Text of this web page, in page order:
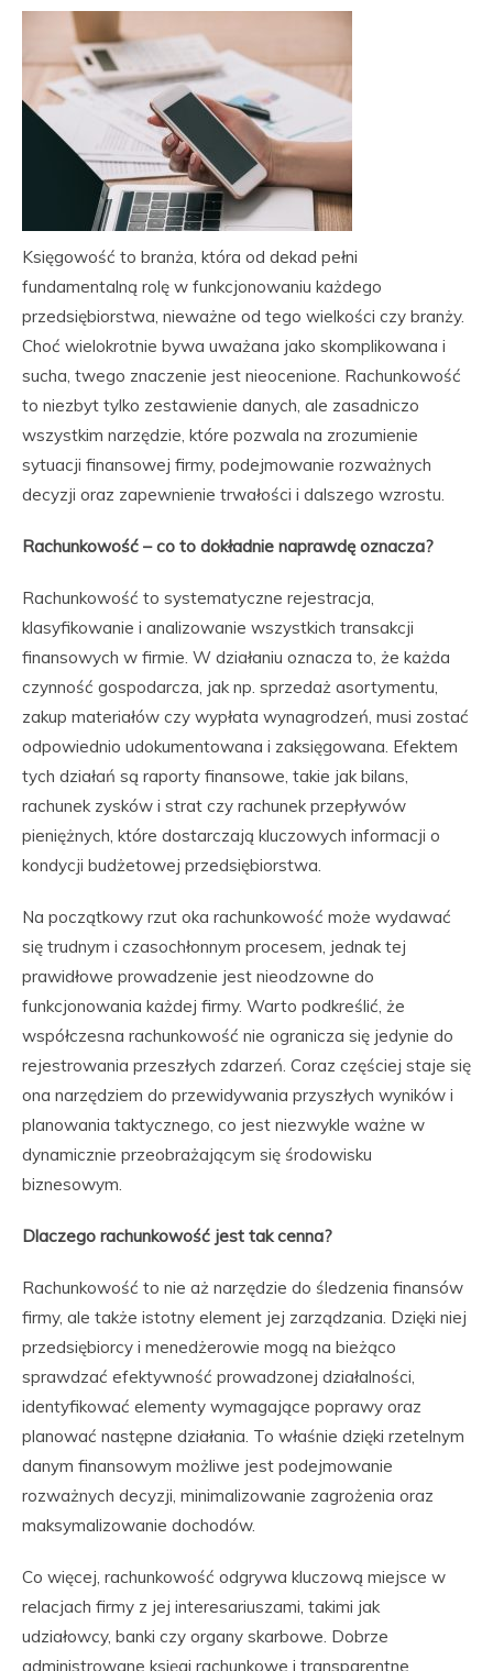
Księgowość to branża, która od dekad pełni
fundamentalną rolę w funkcjonowaniu każdego
przedsiębiorstwa, nieważne od tego wielkości czy branży.
Choć wielokrotnie bywa uważana jako skomplikowana i
sucha, twego znaczenie jest nieocenione. Rachunkowość
to niezbyt tylko zestawienie danych, ale zasadniczo
wszystkim narzędzie, które pozwala na zrozumienie
sytuacji finansowej firmy, podejmowanie rozważnych
decyzji oraz zapewnienie trwałości i dalszego wzrostu.
Rachunkowość – co to dokładnie naprawdę oznacza?
Rachunkowość to systematyczne rejestracja,
klasyfikowanie i analizowanie wszystkich transakcji
finansowych w firmie. W działaniu oznacza to, że każda
czynność gospodarcza, jak np. sprzedaż asortymentu,
zakup materiałów czy wypłata wynagrodzeń, musi zostać
odpowiednio udokumentowana i zaksięgowana. Efektem
tych działań są raporty finansowe, takie jak bilans,
rachunek zysków i strat czy rachunek przepływów
pieniężnych, które dostarczają kluczowych informacji o
kondycji budżetowej przedsiębiorstwa.
Na początkowy rzut oka rachunkowość może wydawać
się trudnym i czasochłonnym procesem, jednak tej
prawidłowe prowadzenie jest nieodzowne do
funkcjonowania każdej firmy. Warto podkreślić, że
współczesna rachunkowość nie ogranicza się jedynie do
rejestrowania przeszłych zdarzeń. Coraz częściej staje się
ona narzędziem do przewidywania przyszłych wyników i
planowania taktycznego, co jest niezwykle ważne w
dynamicznie przeobrażającym się środowisku
biznesowym.
Dlaczego rachunkowość jest tak cenna?
Rachunkowość to nie aż narzędzie do śledzenia finansów
firmy, ale także istotny element jej zarządzania. Dzięki niej
przedsiębiorcy i menedżerowie mogą na bieżąco
sprawdzać efektywność prowadzonej działalności,
identyfikować elementy wymagające poprawy oraz
planować następne działania. To właśnie dzięki rzetelnym
danym finansowym możliwe jest podejmowanie
rozważnych decyzji, minimalizowanie zagrożenia oraz
maksymalizowanie dochodów.
Co więcej, rachunkowość odgrywa kluczową miejsce w
relacjach firmy z jej interesariuszami, takimi jak
udziałowcy, banki czy organy skarbowe. Dobrze
administrowane księgi rachunkowe i transparentne